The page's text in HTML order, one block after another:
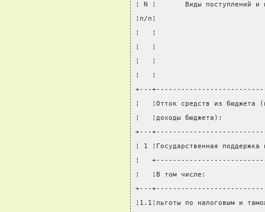
¦ N ¦       Виды поступлений и
¦п/п¦
¦   ¦
¦   ¦
¦   ¦
¦   ¦
+---
¦   ¦Отток средств из
¦   ¦доходы бюджета):
+---
¦ 1 ¦Государственная
¦
¦   ¦В том числе:
+---
¦1.1¦льготы по налоговым и